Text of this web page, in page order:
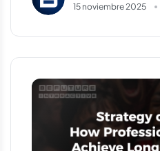
15 noviembre 2025